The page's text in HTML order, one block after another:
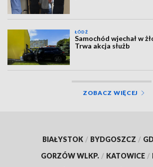
ŁÓDŹ
Samochód wjechał w
Trwa akcja służb
ZOBACZ WIĘCEJ
BIAŁYSTOK / BYDGOSZCZ /
GORZÓW WLKP. / KATOWICE /